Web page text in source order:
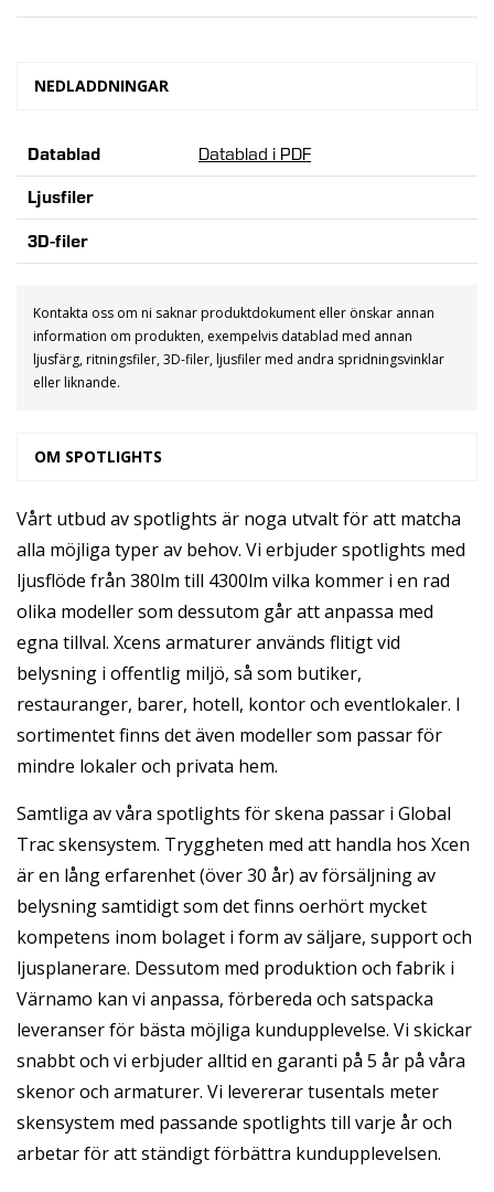
NEDLADDNINGAR
Datablad Datablad i PDF
Ljusfiler
3D-filer
Kontakta oss om ni saknar produktdokument eller önskar annan
information om produkten, exempelvis datablad med annan
ljusfärg, ritningsfiler, 3D-filer, ljusfiler med andra spridningsvinklar
eller liknande.
OM SPOTLIGHTS
Vårt utbud av spotlights är noga utvalt för att matcha
alla möjliga typer av behov. Vi erbjuder spotlights med
ljusflöde från 380lm till 4300lm vilka kommer i en rad
olika modeller som dessutom går att anpassa med
egna tillval. Xcens armaturer används flitigt vid
belysning i offentlig miljö, så som butiker,
restauranger, barer, hotell, kontor och eventlokaler. I
sortimentet finns det även modeller som passar för
mindre lokaler och privata hem.
Samtliga av våra spotlights för skena passar i Global
Trac skensystem. Tryggheten med att handla hos Xcen
är en lång erfarenhet (över 30 år) av försäljning av
belysning samtidigt som det finns oerhört mycket
kompetens inom bolaget i form av säljare, support och
ljusplanerare. Dessutom med produktion och fabrik i
Värnamo kan vi anpassa, förbereda och satspacka
leveranser för bästa möjliga kundupplevelse. Vi skickar
snabbt och vi erbjuder alltid en garanti på 5 år på våra
skenor och armaturer. Vi levererar tusentals meter
skensystem med passande spotlights till varje år och
arbetar för att ständigt förbättra kundupplevelsen.